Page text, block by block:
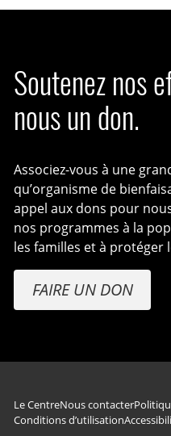
Soutenez nos
nous un don.
Associez-vous à une
qu’organisme de
appel aux dons pour
nos programmes à la
les familles et à protéger
FAIRE UN DON
Navigation du
Le CentreNous contacter
Conditions d’utilisation